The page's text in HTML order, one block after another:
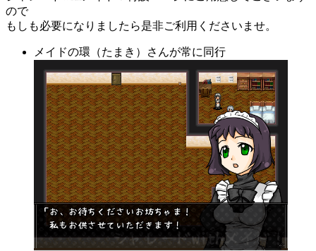
ので
もしも必要になりましたら是非ご利用くださいませ。
メイドの環（たまき）さんが常に同行